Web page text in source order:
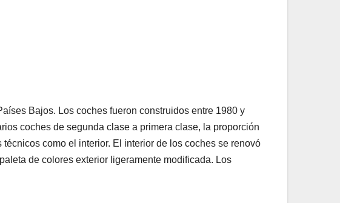
Bajos. Los coches fueron construidos entre 1980 y
coches de segunda clase a primera clase, la proporción
como el interior. El interior de los coches se renovó
de colores exterior ligeramente modificada. Los